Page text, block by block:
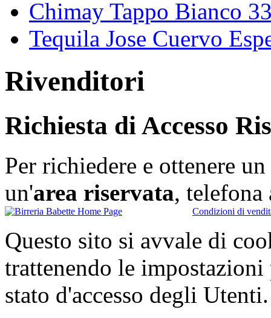
Chimay Tappo Bianco
Tequila Jose Cuervo
Rivenditori
Richiesta di Accesso
Per richiedere e ottenere un
un'area riservata,
Condizioni di
Questo sito si avvale di
trattenendo le
stato d'accesso degli Utenti.